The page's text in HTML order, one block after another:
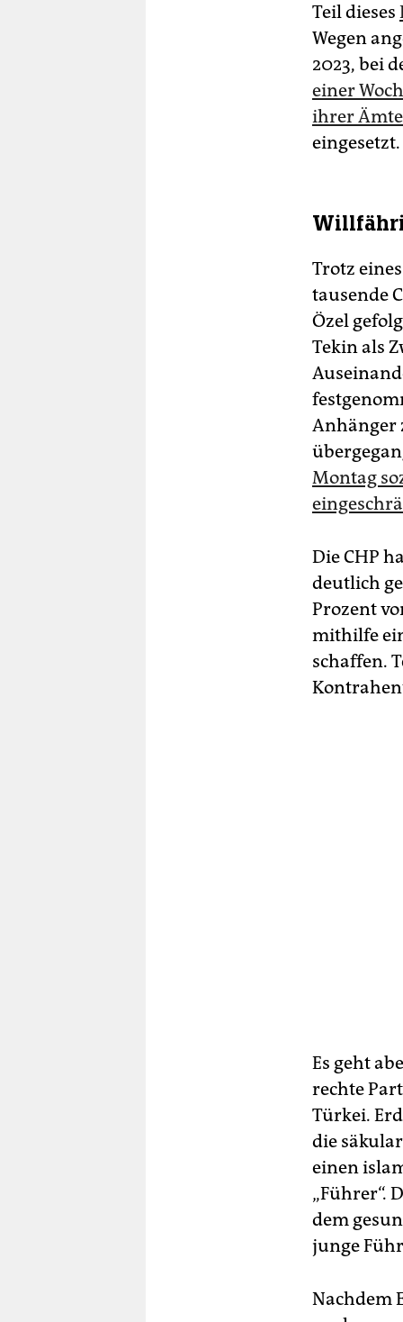
Teil dieses
Wegen
2023, bei
einer
ihrer
eingesetzt.
Trotz
tausende
Özel
Tekin als
Anhänger
Montag
Die CHP
deutlich
Prozent
mithilfe
schaffen.
Es geht
rechte
Türkei.
die
einen
„Führer“.
dem
junge
Nachdem